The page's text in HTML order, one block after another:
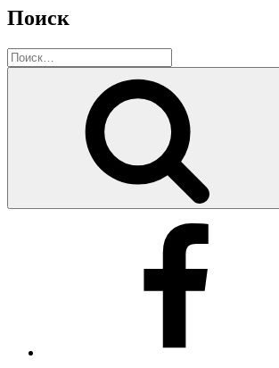
Поиск
Искать: